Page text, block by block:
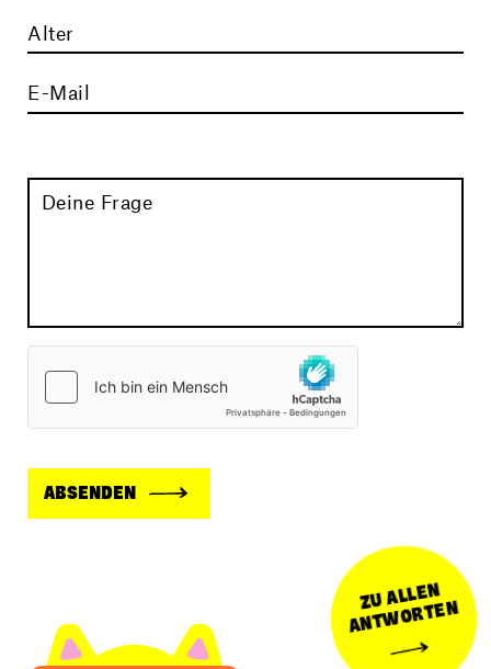
Alter
E-Mail
Deine Frage
ABSENDEN
ZU ALLEN
ANT
WORTEN